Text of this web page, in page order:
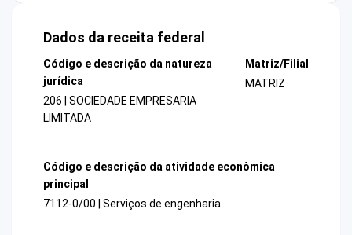
Dados da receita federal
Código e descrição da natureza
jurídica
206 | SOCIEDADE EMPRESARIA
LIMITADA
Matriz/Filial
MATRIZ
Código e descrição da atividade econômica
principal
7112-0/00 | Serviços de engenharia